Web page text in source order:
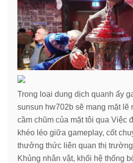
Trong loại dung dịch quanh ấy
sunsun hw702b sẽ mang mặt
cầm chũm của mặt tôi qua Việc
khéo léo giữa gameplay, cốt
thưởng thức liên quan thị
Khủng nhân vật, khối hệ thống